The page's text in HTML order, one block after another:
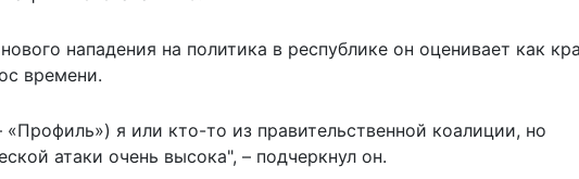
нападения на политика в республике он оценивает как
времени.
я или кто-то из правительственной коалиции, но
атаки очень высока", – подчеркнул он.